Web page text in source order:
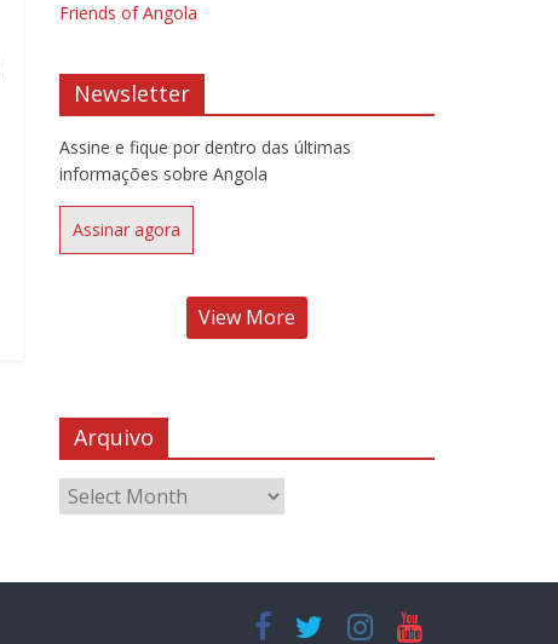
Friends of Angola
Newsletter
Assine e fique por dentro das últimas
informações sobre Angola
Assinar agora
View More
Arquivo